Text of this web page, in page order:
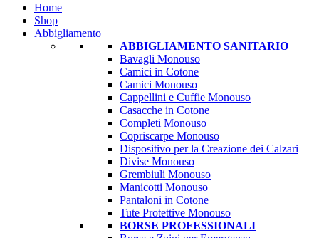
Home
Shop
Abbigliamento
ABBIGLIAMENTO SANITARIO
Bavagli Monouso
Camici in Cotone
Camici Monouso
Cappellini e Cuffie Monouso
Casacche in Cotone
Completi Monouso
Copriscarpe Monouso
Dispositivo per la Creazione dei Calzari
Divise Monouso
Grembiuli Monouso
Manicotti Monouso
Pantaloni in Cotone
Tute Protettive Monouso
BORSE PROFESSIONALI